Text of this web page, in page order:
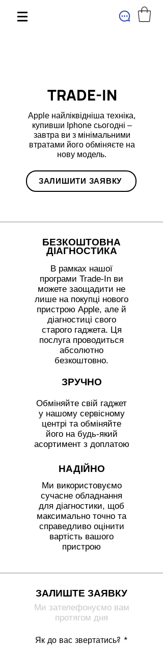
TRADE-IN
Apple найліквідніша техніка,
купивши Iphone сьогодні –
завтра ви з мінімальними
втратами його обміняєте на
нову модель.
ЗАЛИШИТИ ЗАЯВКУ
БЕЗКОШТОВНА
ДІАГНОСТИКА
В рамках нашої
програми Trade-In ви
можете заощадити не
лише на покупці нового
пристрою Apple, але й
діагностиці свого
старого гаджета. Ця
послуга проводиться
абсолютно
безкоштовно.
ЗРУЧНО
Обміняйте свій гаджет
у нашому сервісному
центрі та обміняйте
його на будь-який
асортимент з доплатою
НАДІЙНО
Ми використовуємо
сучасне обладнання
для діагностики, щоб
максимально точно та
справедливо оцінити
вартість вашого
пристрою
ЗАЛИШТЕ ЗАЯВКУ
Ми зателефонуємо вам
протягом дня
Як до вас звертатись?